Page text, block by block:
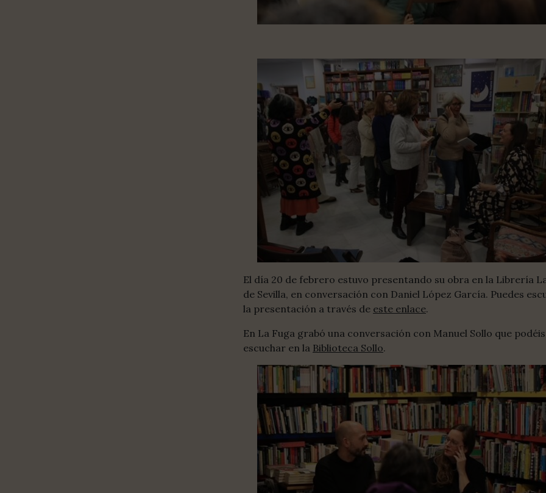
El día 20 de febrero estuvo presentando su obra en la Librería
de Sevilla, en conversación con Daniel López García. Puedes
la presentación a través de este enlace.
En La Fuga grabó una conversación con Manuel Sollo que podéis
escuchar en la Biblioteca Sollo.